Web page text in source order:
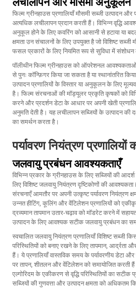
फिल्म ग्रीनहाउस प्रणालियाँ मौसमी सब्जी उत्पादन
अत्यधिक लचीलापन प्रदान करती हैं। विभिन्न वृद्धि
अनुकूल होने के लिए कवरिंग को आसानी से हटाया या
क्षमता उन संचालनों के लिए उपयुक्त है जो विशिष्ट सब्जी
फसल प्रकारों के लिए नियमित रूप से सुविधा में
पॉलीथीन फिल्म ग्रीनहाउस को ऑपरेशनल
से पुनः कॉन्फ़िगर किया जा सकता है या स्थानांतरित
उत्पादन प्रणालियों के विस्तार या अनुकूलन के लिए
है। फिल्म संरचनाओं की मॉड्यूलर प्रकृति कृषकों को
करने और प्रदर्शन डेटा के आधार पर अपनी खेती
अनुमति देती है। यह लचीलापन सब्जियों के उत्पादन की
का समर्थन करता है।
पर्यावरण नियंत्रण प्रणालियों
जलवायु प्रबंधन आवश्यकताएँ
विभिन्न प्रकार के ग्रीनहाउस के लिए सब्जियों की
लिए विशिष्ट जलवायु नियंत्रण दृष्टिकोणों की आवश्यकता
संरचनाएँ आमतौर पर अपनी उत्कृष्ट पर्यावरण नियंत्रण
उन्नत हीटिंग, कूलिंग और वेंटिलेशन प्रणालियों को
द्रव्यमान तापमान उतार-चढ़ाव को मॉडरेट करने में
उत्पादन के लिए आवश्यक सटीक जलवायु प्रबंधन का
स्वचालित जलवायु नियंत्रण प्रणालियाँ विशिष्ट सब्जी
परिस्थितियों को बनाए रखने के लिए तापमान, आर्द्रता
हैं। ये प्रणालियाँ वास्तविक समय के पर्यावरणीय डेटा और
पर तापन, शीतलन और वेंटिलेशन को समायोजित करती
एल्गोरिदम के एकीकरण से वृद्धि परिस्थितियों का सटीक
सब्जियों की गुणवत्ता और उत्पादन क्षमता को अधिकतम